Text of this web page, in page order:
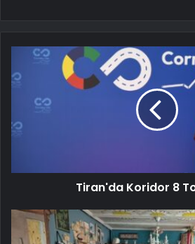
Tiran'da Koridor 8